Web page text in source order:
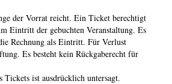
der Vorrat reicht. Ein Ticket berechtigt
Eintritt der gebuchten Veranstaltung. Es
Rechnung als Eintritt. Für Verlust
Es besteht kein Rückgaberecht für
Tickets ist ausdrücklich untersagt.